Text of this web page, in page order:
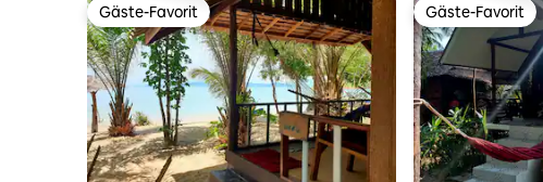
Gäste-Favorit
Gäste-Favorit Gäste-Favorit
Gäste-Favorit